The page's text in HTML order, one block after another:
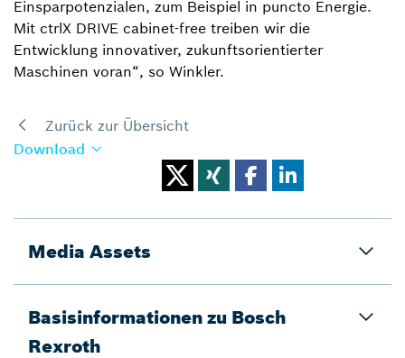
Einsparpotenzialen, zum Beispiel in puncto Energie.
Mit ctrlX DRIVE cabinet-free treiben wir die
Entwicklung innovativer, zukunftsorientierter
Maschinen voran“, so Winkler.
Zurück zur Übersicht
Download
Media Assets
Basisinformationen zu Bosch
Rexroth